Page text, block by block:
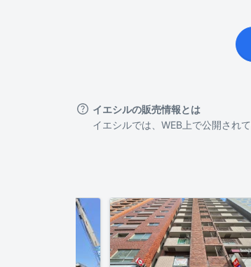
イエシルの販売情報とは
イエシルでは、WEB上で公開され